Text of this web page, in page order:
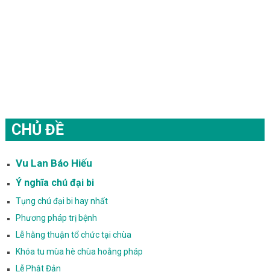
CHỦ ĐỀ
Vu Lan Báo Hiếu
Ý nghĩa chú đại bi
Tụng chú đại bi hay nhất
Phương pháp trị bệnh
Lễ hằng thuận tổ chức tại chùa
Khóa tu mùa hè chùa hoằng pháp
Lễ Phật Đản